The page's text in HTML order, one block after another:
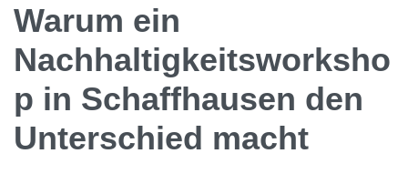
Warum ein
Nachhaltigkeitsworksho
p in Schaffhausen den
Unterschied macht